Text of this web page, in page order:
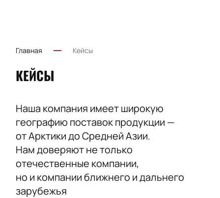
Главная Кейсы
КЕЙСЫ
Наша компания имеет широкую
географию поставок продукции —
от Арктики до Средней Азии.
Нам доверяют не только
отечественные компании,
но и компании ближнего и дальнего
зарубежья